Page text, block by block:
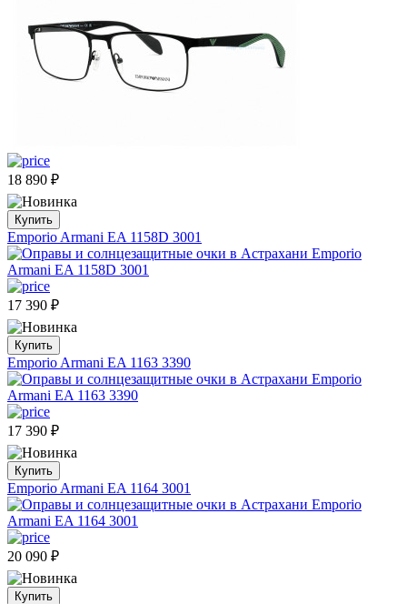
18 890 ₽
Купить
Emporio Armani EA 1158D 3001
17 390 ₽
Купить
Emporio Armani EA 1163 3390
17 390 ₽
Купить
Emporio Armani EA 1164 3001
20 090 ₽
Купить